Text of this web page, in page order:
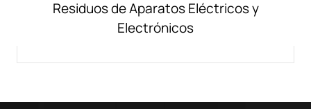
Residuos de Aparatos Eléctricos y
Electrónicos